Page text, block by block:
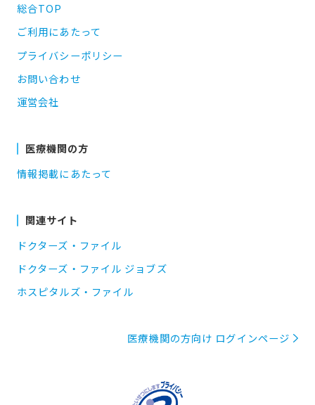
総合TOP
ご利用にあたって
プライバシーポリシー
お問い合わせ
運営会社
医療機関の方
情報掲載にあたって
関連サイト
ドクターズ・ファイル
ドクターズ・ファイル ジョブズ
ホスピタルズ・ファイル
医療機関の方向け ログインページ